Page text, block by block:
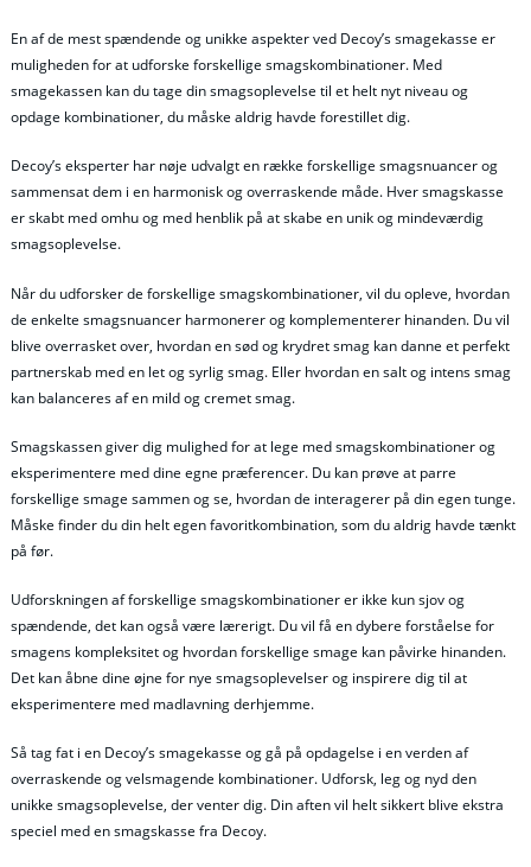
En af de mest spændende og unikke aspekter ved Decoy’s smagekasse er
muligheden for at udforske forskellige smagskombinationer. Med
smagekassen kan du tage din smagsoplevelse til et helt nyt niveau og
opdage kombinationer, du måske aldrig havde forestillet dig.
Decoy’s eksperter har nøje udvalgt en række forskellige smagsnuancer og
sammensat dem i en harmonisk og overraskende måde. Hver smagskasse
er skabt med omhu og med henblik på at skabe en unik og mindeværdig
smagsoplevelse.
Når du udforsker de forskellige smagskombinationer, vil du opleve, hvordan
de enkelte smagsnuancer harmonerer og komplementerer hinanden. Du vil
blive overrasket over, hvordan en sød og krydret smag kan danne et perfekt
partnerskab med en let og syrlig smag. Eller hvordan en salt og intens smag
kan balanceres af en mild og cremet smag.
Smagskassen giver dig mulighed for at lege med smagskombinationer og
eksperimentere med dine egne præferencer. Du kan prøve at parre
forskellige smage sammen og se, hvordan de interagerer på din egen tunge.
Måske finder du din helt egen favoritkombination, som du aldrig havde tænkt
på før.
Udforskningen af forskellige smagskombinationer er ikke kun sjov og
spændende, det kan også være lærerigt. Du vil få en dybere forståelse for
smagens kompleksitet og hvordan forskellige smage kan påvirke hinanden.
Det kan åbne dine øjne for nye smagsoplevelser og inspirere dig til at
eksperimentere med madlavning derhjemme.
Så tag fat i en Decoy’s smagekasse og gå på opdagelse i en verden af
overraskende og velsmagende kombinationer. Udforsk, leg og nyd den
unikke smagsoplevelse, der venter dig. Din aften vil helt sikkert blive ekstra
speciel med en smagskasse fra Decoy.